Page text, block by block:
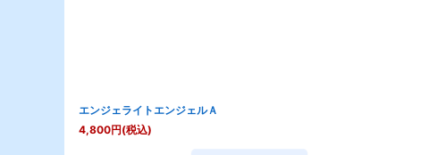
エンジェライトエンジェルＡ
4,800円(税込)